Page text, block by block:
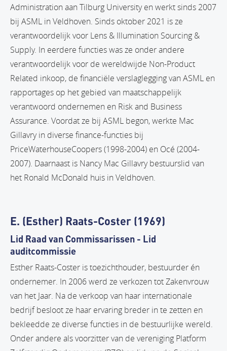
Administration aan Tilburg University en werkt sinds 2007
bij ASML in Veldhoven. Sinds oktober 2021 is ze
verantwoordelijk voor Lens & Illumination Sourcing &
Supply. In eerdere functies was ze onder andere
verantwoordelijk voor de wereldwijde Non-Product
Related inkoop, de financiële verslaglegging van ASML en
rapportages op het gebied van maatschappelijk
verantwoord ondernemen en Risk and Business
Assurance. Voordat ze bij ASML begon, werkte Mac
Gillavry in diverse finance-functies bij
PriceWaterhouseCoopers (1998-2004) en Océ (2004-
2007). Daarnaast is Nancy Mac Gillavry bestuurslid van
het Ronald McDonald huis in Veldhoven.
E. (Esther) Raats-Coster (1969)
Lid Raad van Commissarissen - Lid
auditcommissie
Esther Raats-Coster is toezichthouder, bestuurder én
ondernemer. In 2006 werd ze verkozen tot Zakenvrouw
van het Jaar. Na de verkoop van haar internationale
bedrijf besloot ze haar ervaring breder in te zetten en
bekleedde ze diverse functies in de bestuurlijke wereld.
Onder andere als voorzitter van de vereniging Platform